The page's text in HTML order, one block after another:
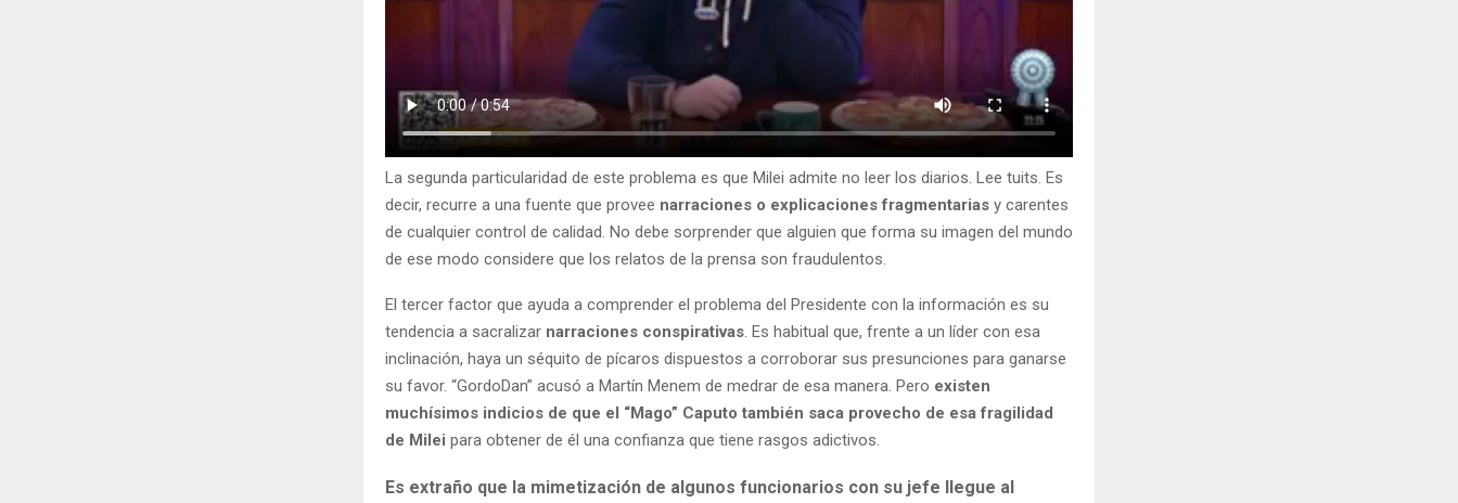
La segunda particularidad de este problema es que Milei admite no leer los diarios. Lee tuits. Es
decir, recurre a una fuente que provee narraciones o explicaciones fragmentarias y carentes
de cualquier control de calidad. No debe sorprender que alguien que forma su imagen del mundo
de ese modo considere que los relatos de la prensa son fraudulentos.
El tercer factor que ayuda a comprender el problema del Presidente con la información es su
tendencia a sacralizar narraciones conspirativas. Es habitual que, frente a un líder con esa
inclinación, haya un séquito de pícaros dispuestos a corroborar sus presunciones para ganarse
su favor. “GordoDan” acusó a Martín Menem de medrar de esa manera. Pero existen
muchísimos indicios de que el “Mago” Caputo también saca provecho de esa fragilidad
de Milei para obtener de él una confianza que tiene rasgos adictivos.
Es extraño que la mimetización de algunos funcionarios con su jefe llegue al